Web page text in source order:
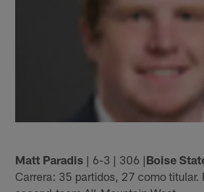
Matt Paradis | 6-3 | 306 |Boise
Carrera: 35 partidos, 27 como titular.